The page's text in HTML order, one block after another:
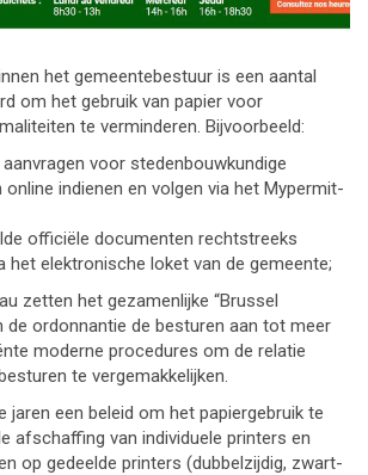
het gemeentebestuur is een aantal
om het gebruik van papier voor
te verminderen. Bijvoorbeeld:
voor stedenbouwkundige
online indienen en volgen via het Mypermit-
officiële documenten rechtstreeks
het elektronische loket van de gemeente;
zetten het gezamenlijke “Brussel
de ordonnantie de besturen aan tot meer
moderne procedures om de relatie
te vergemakkelijken.
jaren een beleid om het papiergebruik te
afschaffing van individuele printers en
op gedeelde printers (dubbelzijdig, zwart-